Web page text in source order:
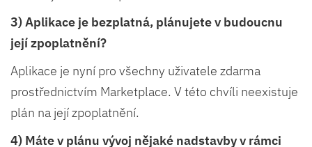
3) Aplikace je bezplatná, plánujete v budoucnu
její zpoplatnění?
Aplikace je nyní pro všechny uživatele zdarma
prostřednictvím Marketplace. V této chvíli neexistuje
plán na její zpoplatnění.
4) Máte v plánu vývoj nějaké nadstavby v rámci